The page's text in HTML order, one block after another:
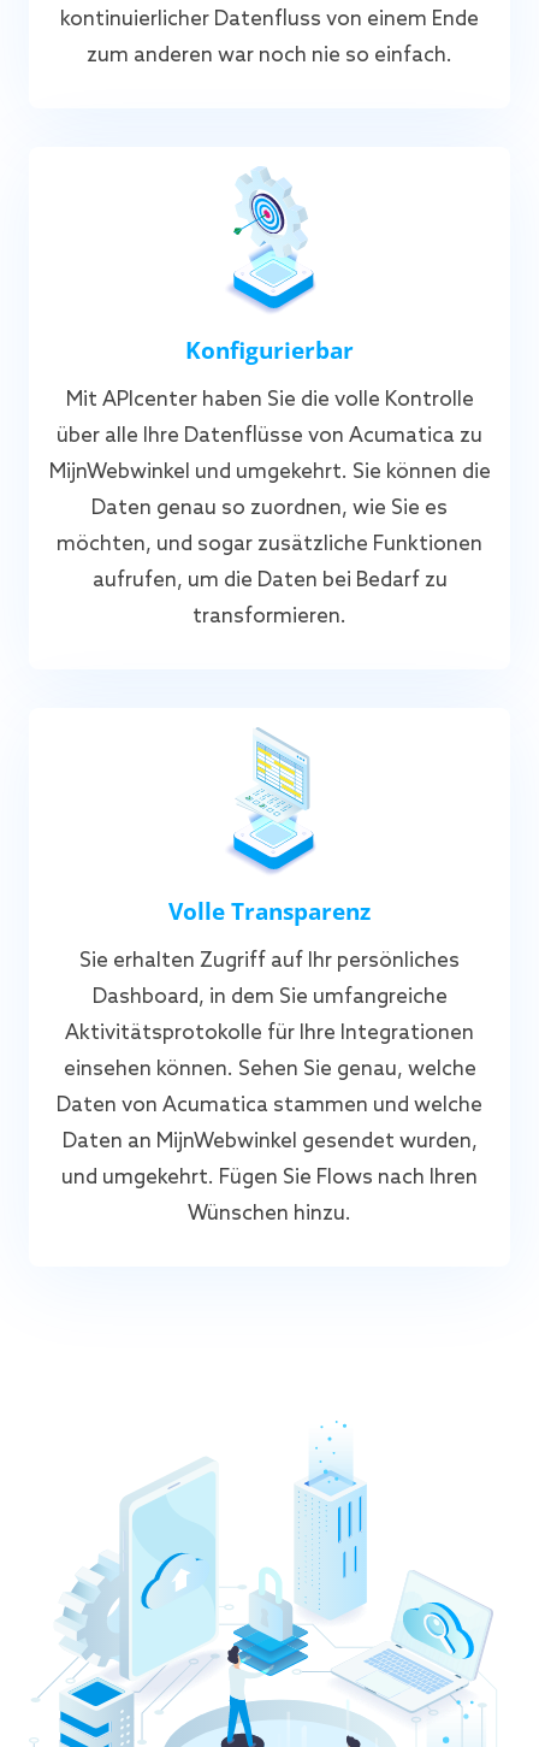
kontinuierlicher Datenfluss von einem Ende
zum anderen war noch nie so einfach.
Konfigurierbar
Mit APIcenter haben Sie die volle Kontrolle
über alle Ihre Datenflüsse von Acumatica zu
MijnWebwinkel und umgekehrt. Sie können die
Daten genau so zuordnen, wie Sie es
möchten, und sogar zusätzliche Funktionen
aufrufen, um die Daten bei Bedarf zu
transformieren.
Volle Transparenz
Sie erhalten Zugriff auf Ihr persönliches
Dashboard, in dem Sie umfangreiche
Aktivitätsprotokolle für Ihre Integrationen
einsehen können. Sehen Sie genau, welche
Daten von Acumatica stammen und welche
Daten an MijnWebwinkel gesendet wurden,
und umgekehrt. Fügen Sie Flows nach Ihren
Wünschen hinzu.